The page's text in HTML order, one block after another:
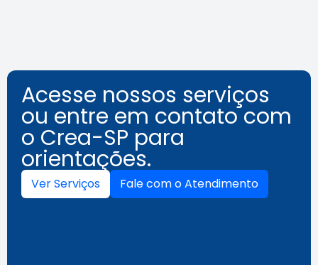
Acesse nossos serviços
ou entre em contato com
o Crea-SP para
orientações.
Ver Serviços Fale com o Atendimento